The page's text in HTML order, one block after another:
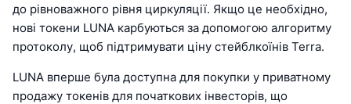
до рівноважного рівня циркуляції. Якщо це необхідно,
нові токени LUNA карбуються за допомогою алгоритму
протоколу, щоб підтримувати ціну стейблкоїнів Terra.
LUNA вперше була доступна для покупки у приватному
продажу токенів для початкових інвесторів, що